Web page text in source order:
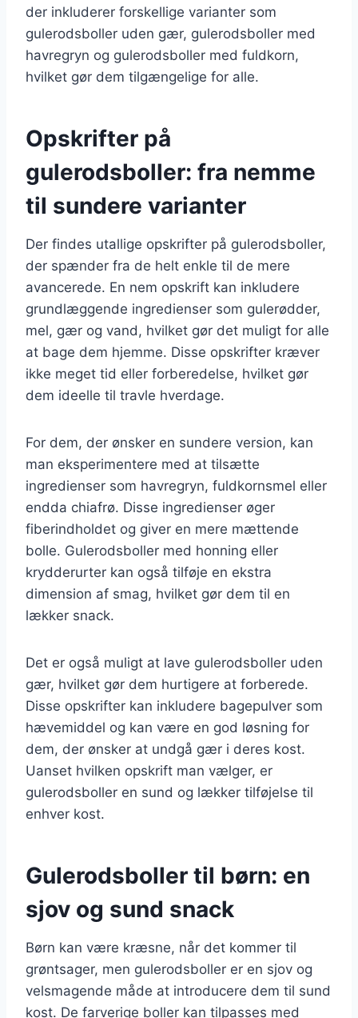
der inkluderer forskellige varianter som
gulerodsboller uden gær, gulerodsboller med
havregryn og gulerodsboller med fuldkorn,
hvilket gør dem tilgængelige for alle.
Opskrifter på
gulerodsboller: fra nemme
til sundere varianter
Der findes utallige opskrifter på gulerodsboller,
der spænder fra de helt enkle til de mere
avancerede. En nem opskrift kan inkludere
grundlæggende ingredienser som gulerødder,
mel, gær og vand, hvilket gør det muligt for alle
at bage dem hjemme. Disse opskrifter kræver
ikke meget tid eller forberedelse, hvilket gør
dem ideelle til travle hverdage.
For dem, der ønsker en sundere version, kan
man eksperimentere med at tilsætte
ingredienser som havregryn, fuldkornsmel eller
endda chiafrø. Disse ingredienser øger
fiberindholdet og giver en mere mættende
bolle. Gulerodsboller med honning eller
krydderurter kan også tilføje en ekstra
dimension af smag, hvilket gør dem til en
lækker snack.
Det er også muligt at lave gulerodsboller uden
gær, hvilket gør dem hurtigere at forberede.
Disse opskrifter kan inkludere bagepulver som
hævemiddel og kan være en god løsning for
dem, der ønsker at undgå gær i deres kost.
Uanset hvilken opskrift man vælger, er
gulerodsboller en sund og lækker tilføjelse til
enhver kost.
Gulerodsboller til børn: en
sjov og sund snack
Børn kan være kræsne, når det kommer til
grøntsager, men gulerodsboller er en sjov og
velsmagende måde at introducere dem til sund
kost. De farverige boller kan tilpasses med